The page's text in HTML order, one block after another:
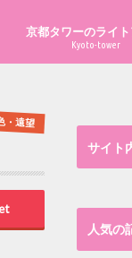
京都タワーのライ
Kyoto-tower
・遠望
サイト
人気の